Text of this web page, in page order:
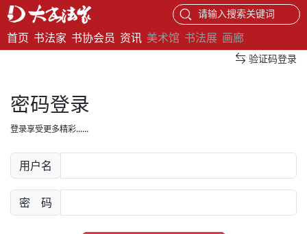
请输入搜索关键词
首页 书法家 书协会员 资讯 美术馆 书法展 画廊
验证码登录
密码登录
登录享受更多精彩......
用户名
密 码